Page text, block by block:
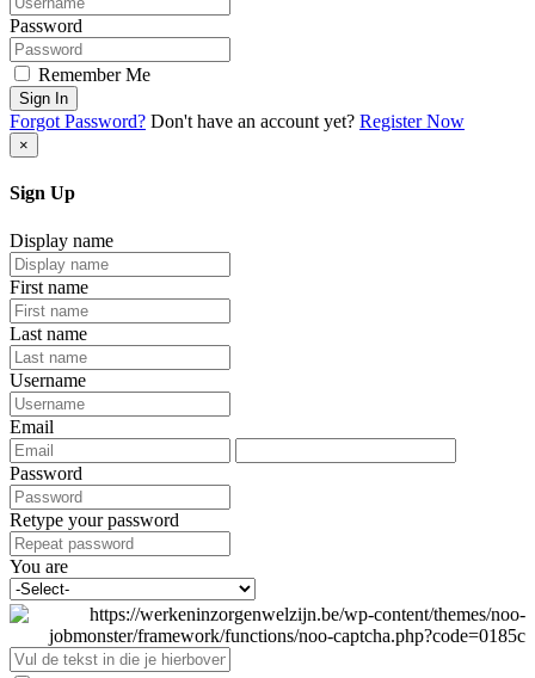
Password
Remember Me
Sign In
Forgot Password? Don't have an account yet? Register Now
×
Sign Up
Display name
First name
Last name
Username
Email
Password
Retype your password
You are